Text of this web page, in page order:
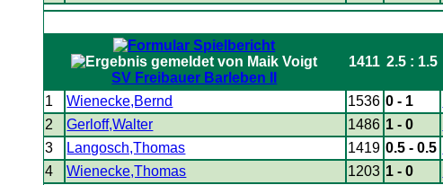
SV Freibauer Barleben II
1411 2.5 : 1.5
1 Wienecke,Bernd 1536 0 - 1
2
Gerloff,Walter 1486 1 - 0
3
Langosch,Thomas 1419 0.5 - 0.5
4
Wienecke,Thomas 1203 1 - 0